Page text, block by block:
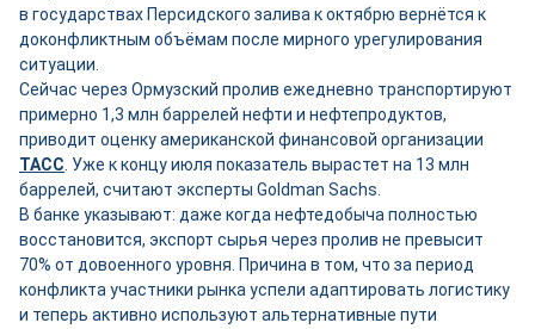
в государствах Персидского залива к октябрю вернётся к
доконфликтным объёмам после мирного урегулирования
ситуации.
Сейчас через Ормузский пролив ежедневно транспортируют
примерно 1,3 млн баррелей нефти и нефтепродуктов,
приводит оценку американской финансовой организации
ТАСС . Уже к концу июля показатель вырастет на 13 млн
баррелей, считают эксперты Goldman Sachs.
В банке указывают: даже когда нефтедобыча полностью
восстановится, экспорт сырья через пролив не превысит
70% от довоенного уровня. Причина в том, что за период
конфликта участники рынка успели адаптировать логистику
и теперь активно используют альтернативные пути